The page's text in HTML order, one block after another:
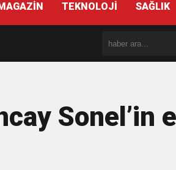
TEKNOLOJİ SAĞLIK
PLANLIYORUZ”
Sonel’in